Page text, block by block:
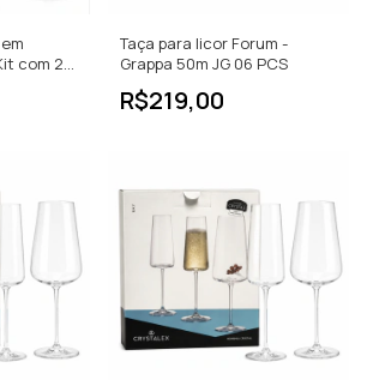
com 24
Taça para licor Forum -
Grappa 50m JG 06 PCS
R$219,00